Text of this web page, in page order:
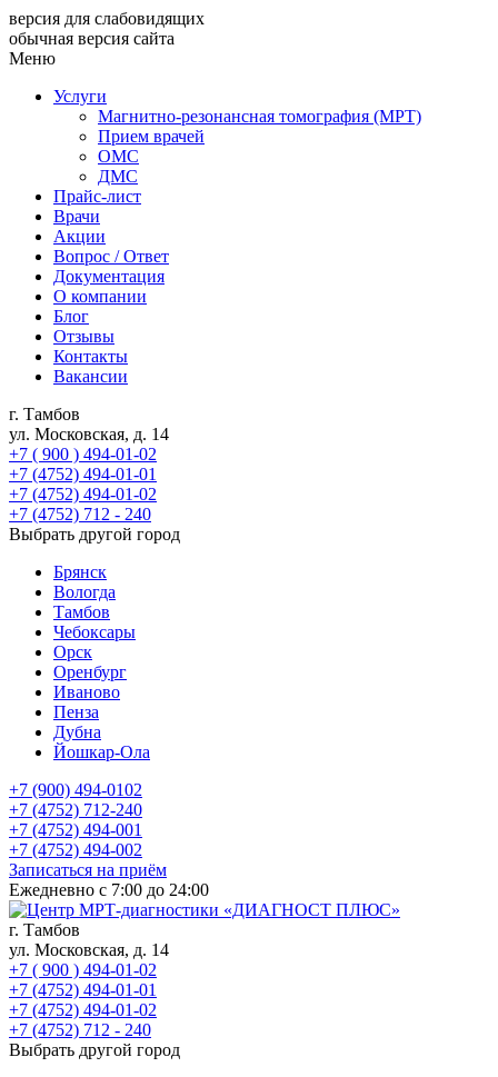
версия для слабовидящих
обычная версия сайта
Меню
Услуги
Магнитно-резонансная томография (МРТ)
Прием врачей
ОМС
ДМС
Прайс-лист
Врачи
Акции
Вопрос / Ответ
Документация
О компании
Блог
Отзывы
Контакты
Вакансии
г. Тамбов
ул. Московская, д. 14
+7 ( 900 ) 494-01-02
+7 (4752) 494-01-01
+7 (4752) 494-01-02
+7 (4752) 712 - 240
Выбрать другой город
Брянск
Вологда
Тамбов
Чебоксары
Орск
Оренбург
Иваново
Пенза
Дубна
Йошкар-Ола
+7 (900) 494-0102
+7 (4752) 712-240
+7 (4752) 494-001
+7 (4752) 494-002
Записаться на приём
Ежедневно с 7:00 до 24:00
г. Тамбов
ул. Московская, д. 14
+7 ( 900 ) 494-01-02
+7 (4752) 494-01-01
+7 (4752) 494-01-02
+7 (4752) 712 - 240
Выбрать другой город